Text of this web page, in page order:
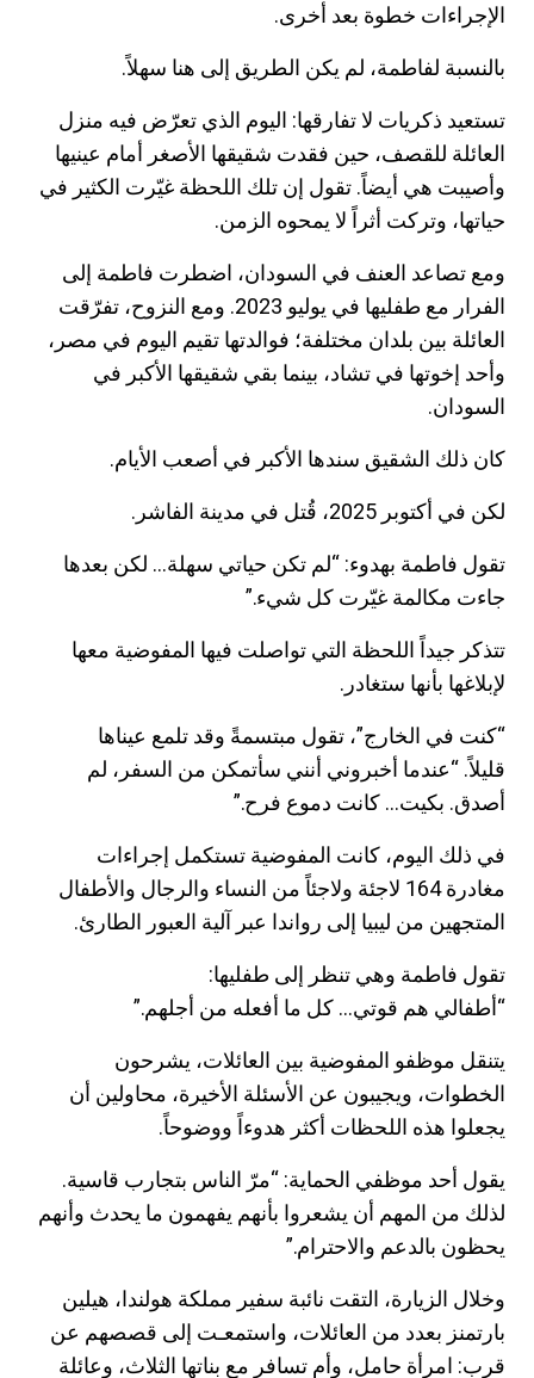
الإجراءات خطوة بعد أخرى.
بالنسبة لفاطمة، لم يكن الطريق إلى هنا سهلاً.
تستعيد ذكريات لا تفارقها: اليوم الذي تعرّض فيه منزل
العائلة للقصف، حين فقدت شقيقها الأصغر أمام عينيها
وأصيبت هي أيضاً. تقول إن تلك اللحظة غيّرت الكثير في
حياتها، وتركت أثراً لا يمحوه الزمن.
ومع تصاعد العنف في السودان، اضطرت فاطمة إلى
الفرار مع طفليها في يوليو 2023. ومع النزوح، تفرّقت
العائلة بين بلدان مختلفة؛ فوالدتها تقيم اليوم في مصر،
وأحد إخوتها في تشاد، بينما بقي شقيقها الأكبر في
السودان.
كان ذلك الشقيق سندها الأكبر في أصعب الأيام.
لكن في أكتوبر 2025، قُتل في مدينة الفاشر.
تقول فاطمة بهدوء: “لم تكن حياتي سهلة… لكن بعدها
جاءت مكالمة غيّرت كل شيء.”
تتذكر جيداً اللحظة التي تواصلت فيها المفوضية معها
لإبلاغها بأنها ستغادر.
“كنت في الخارج”، تقول مبتسمةً وقد تلمع عيناها
قليلاً. “عندما أخبروني أنني سأتمكن من السفر، لم
أصدق. بكيت… كانت دموع فرح.”
في ذلك اليوم، كانت المفوضية تستكمل إجراءات
مغادرة164 لاجئة ولاجئاً من النساء والرجال والأطفال
المتجهين من ليبيا إلى رواندا عبر آلية العبور الطارئ.
تقول فاطمة وهي تنظر إلى طفليها:
“أطفالي هم قوتي… كل ما أفعله من أجلهم.”
يتنقل موظفو المفوضية بين العائلات، يشرحون
الخطوات، ويجيبون عن الأسئلة الأخيرة، محاولين أن
يجعلوا هذه اللحظات أكثر هدوءاً ووضوحاً.
يقول أحد موظفي الحماية: “مرّ الناس بتجارب قاسية.
لذلك من المهم أن يشعروا بأنهم يفهمون ما يحدث وأنهم
يحظون بالدعم والاحترام.”
وخلال الزيارة، التقت نائبة سفير مملكة هولندا، هيلين
بارتمنز بعدد من العائلات، واستمعـت إلى قصصهم عن
قرب: امرأة حامل، وأم تسافر مع بناتها الثلاث، وعائلة